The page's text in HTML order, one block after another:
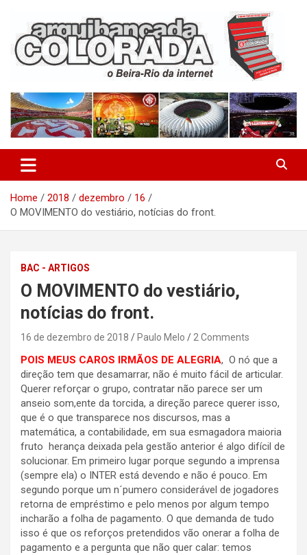
content
Arquibancada Colorada
Home 2018 dezembro
16
O MOVIMENTO do vestiário, notícias do front.
BAC - ARTIGOS
O MOVIMENTO do vestiário,
notícias do front.
16 de dezembro de 2018 Paulo Melo 2 Comments
POIS MEUS CAROS IRMÃOS DE ALEGRIA, O nó que a
direção tem que desamarrar, não é muito fácil de articular.
Querer reforçar o grupo, contratar não parece ser um
anseio som,ente da torcida, a direção parece querer isso,
que é o que transparece nos discursos, mas a
matemática, a contabilidade, em sua esmagadora maioria
fruto herança deixada pela gestão anterior é algo difícil de
solucionar. Em primeiro lugar porque segundo a imprensa
(sempre ela) o INTER está devendo e não é pouco. Em
segundo porque um n´pumero considerável de jogadores
retorna de empréstimo e pelo menos por algum tempo
incharão a folha de pagamento. O que demanda de tudo
isso é que os reforços pretendidos vão onerar a folha de
pagamento e a pergunta que não quer calar: temos